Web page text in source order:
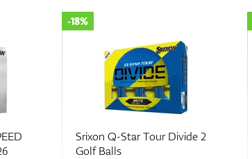
Srixon Q-Star Tour Divide 2
Golf Balls
-18%